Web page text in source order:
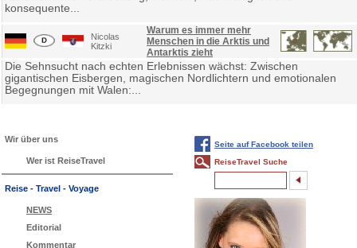
konsequente...
Nicolas
Kitzki
Warum es immer mehr
Menschen in die Arktis und
Antarktis zieht
Die Sehnsucht nach echten Erlebnissen wächst: Zwischen
gigantischen Eisbergen, magischen Nordlichtern und emotionalen
Begegnungen mit Walen:...
Wir über uns
Wer ist ReiseTravel
Reise - Travel - Voyage
NEWS
Editorial
Kommentar
Seite auf Facebook teilen
ReiseTravel Suche